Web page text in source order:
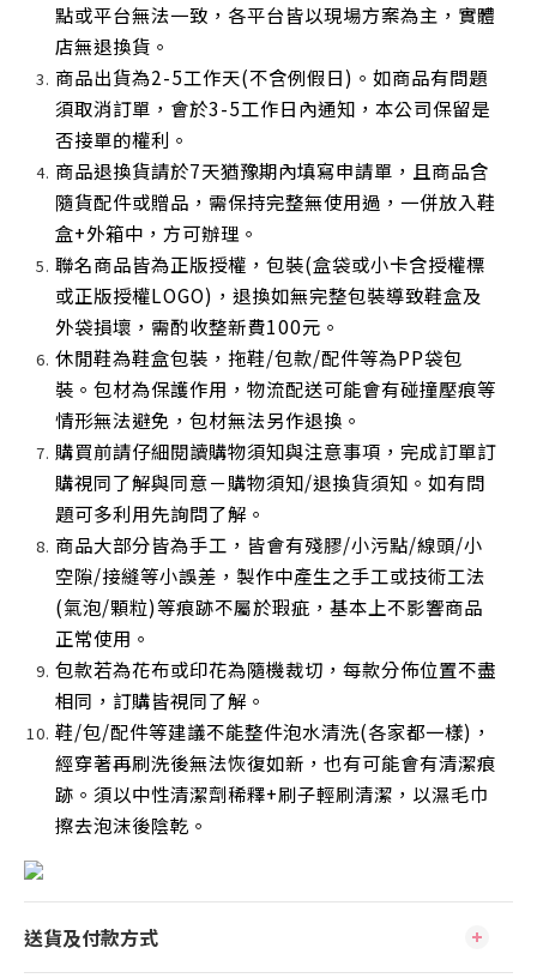
點或平台無法一致，各平台皆以現場方案為主，實體
店無退換貨。
商品出貨為2-5工作天(不含例假日)。如商品有問題
須取消訂單，會於3-5工作日內通知，本公司保留是
否接單的權利。
商品退換貨請於7天猶豫期內填寫申請單，且商品含
隨貨配件或贈品，需保持完整無使用過，一併放入鞋
盒+外箱中，方可辦理。
聯名商品皆為正版授權，包裝(盒袋或小卡含授權標
或正版授權LOGO)，退換如無完整包裝導致鞋盒及
外袋損壞，需酌收整新費100元。
休閒鞋為鞋盒包裝，拖鞋/包款/配件等為PP袋包
裝。包材為保護作用，物流配送可能會有碰撞壓痕等
情形無法避免，包材無法另作退換。
購買前請仔細閱讀購物須知與注意事項，完成訂單訂
購視同了解與同意－購物須知/退換貨須知。如有問
題可多利用先詢問了解。
商品大部分皆為手工，皆會有殘膠/小污點/線頭/小
空隙/接縫等小誤差，製作中產生之手工或技術工法
(氣泡/顆粒)等痕跡不屬於瑕疵，基本上不影響商品
正常使用 。
包款若為花布或印花為隨機裁切，每款分佈位置不盡
相同，訂購皆視同了解。
鞋/包/配件等建議不能整件泡水清洗(各家都一樣)，
經穿著再刷洗後無法恢復如新，也有可能會有清潔痕
跡。須以中性清潔劑稀釋+刷子輕刷清潔，以濕毛巾
擦去泡沫後陰乾 。
送貨及付款方式